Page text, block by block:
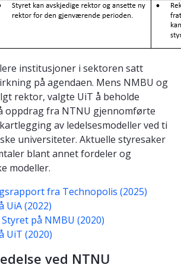
institusjoner i sektoren satt
på agendaen. Mens NMBU og
rektor, valgte UiT å beholde
oppdrag fra NTNU gjennomførte
av ledelsesmodeller ved ti
universiteter. Aktuelle styresaker
blant annet fordeler og
modeller.
fra Technopolis (2025)
UiA (2022)
på NMBU (2020)
UiT (2020)
ved NTNU